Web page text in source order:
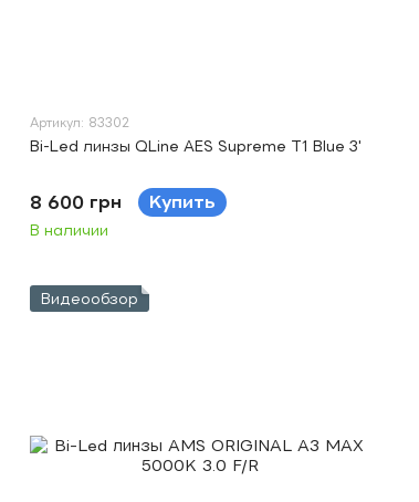
Артикул: 83302
Bi-Led линзы QLine AES Supreme T1 Blue 3'
8 600 грн Купить
В наличии
Видеообзор